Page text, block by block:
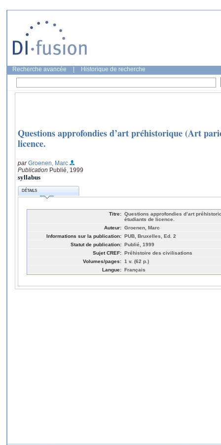
Recherche avancée Historique de recherche
Questions approfondies d’art préhistorique (Art
licence.
parGroenen, Marc
Publication Publié, 1999
syllabus
DÉTAILS
Titre: Questions approfondies d’art
étudiants de licence.
Auteur: Groenen, Marc
Informations sur la publication: PUB, Bruxelles, Ed. 2
Statut de publication: Publié, 1999
Sujet CREF: Préhistoire des civilisations
Volumes/pages: 1 v. (62 p.)
Langue: Français